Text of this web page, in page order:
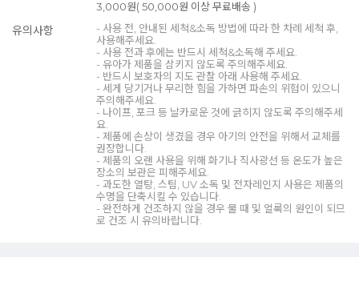
3,000원( 50,000원 이상 무료배송 )
유의사항
- 사용 전, 안내된 세척&소독 방법에 따라 한 차례 세척 후,
사용해주세요.
- 사용 전과 후에는 반드시 세척&소독해 주세요.
- 유아가 제품을 삼키지 않도록 주의해주세요.
- 반드시 보호자의 지도 관찰 아래 사용해 주세요.
- 세게 당기거나 무리한 힘을 가하면 파손의 위험이 있으니
주의해주세요.
- 나이프, 포크 등 날카로운 것에 긁히지 않도록 주의해주세
요.
- 제품에 손상이 생겼을 경우 아기의 안전을 위해서 교체를
권장합니다.
- 제품의 오랜 사용을 위해 화기나 직사광선 등 온도가 높은
장소의 보관은 피해주세요.
- 과도한 열탕, 스팀, UV 소독 및 전자레인지 사용은 제품의
수명을 단축시킬 수 있습니다.
- 완전하게 건조하지 않을 경우 물 때 및 얼룩의 원인이 되므
로 건조 시 유의바랍니다.